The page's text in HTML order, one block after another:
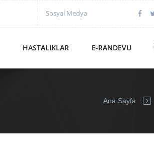
Sosyal Medya
HASTALIKLAR E-RANDEVU
Ana Sayfa